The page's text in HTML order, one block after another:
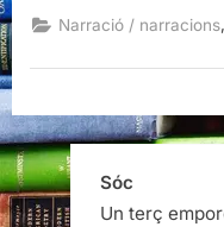
Narració / narracions,
Sóc
Un terç